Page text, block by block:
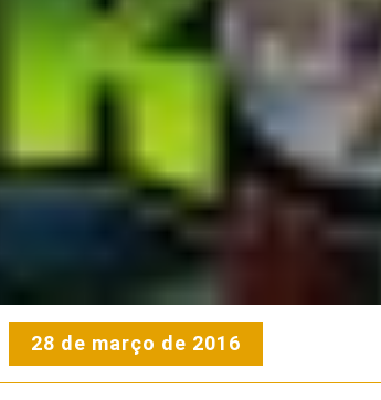
28 de março de 2016